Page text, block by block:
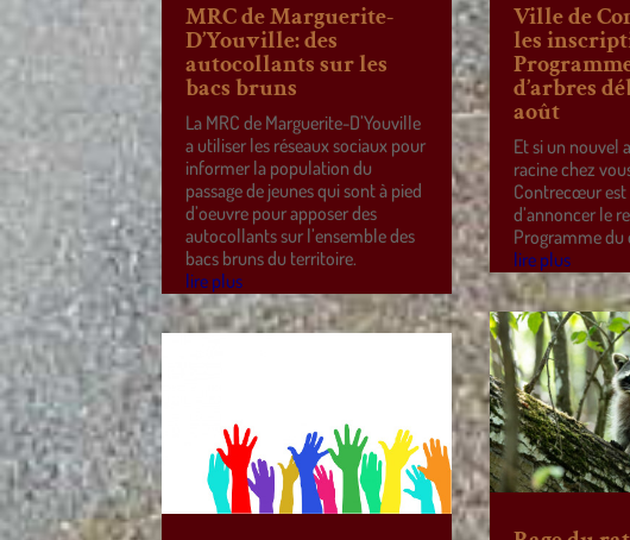
MRC de Marguerite-
D’Youville: des
autocollants sur les
bacs bruns
La MRC de Marguerite-D’Youville
a utiliser les réseaux sociaux pour
informer la population du
passage de jeunes qui sont à pied
d’oeuvre pour apposer des
autocollants sur l’ensemble des
bacs bruns du territoire.
lire plus
Ville de
les
d’arbres
août
Et si un nouvel
racine chez
Contrecœur est
d’annoncer le
Programme du
lire plus